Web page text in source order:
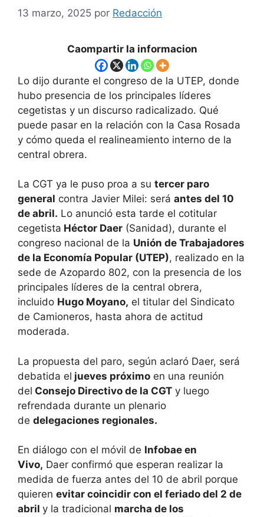
13 marzo, 2025 por Redacción
Caompartir la informacion
Lo dijo durante el congreso de la UTEP, donde
hubo presencia de los principales líderes
cegetistas y un discurso radicalizado. Qué
puede pasar en la relación con la Casa Rosada
y cómo queda el realineamiento interno de la
central obrera.
La CGT ya le puso proa a su tercer paro
general contra Javier Milei: será antes del 10
de abril. Lo anunció esta tarde el cotitular
cegetista Héctor Daer (Sanidad), durante el
congreso nacional de la Unión de Trabajadores
de la Economía Popular (UTEP), realizado en la
sede de Azopardo 802, con la presencia de los
principales líderes de la central obrera,
incluido Hugo Moyano, el titular del Sindicato
de Camioneros, hasta ahora de actitud
moderada.
La propuesta del paro, según aclaró Daer, será
debatida el jueves próximo en una reunión
del Consejo Directivo de la CGT y luego
refrendada durante un plenario
de delegaciones regionales.
En diálogo con el móvil de Infobae en
Vivo, Daer confirmó que esperan realizar la
medida de fuerza antes del 10 de abril porque
quieren evitar coincidir con el feriado del 2 de
abril y la tradicional marcha de los